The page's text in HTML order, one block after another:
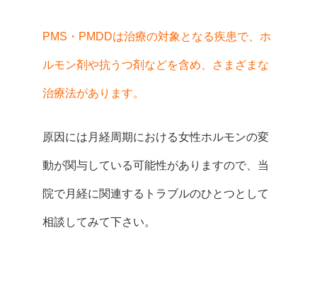
PMS・PMDDは治療の対象となる疾患で、ホ
ルモン剤や抗うつ剤などを含め、さまざまな
治療法があります。
原因には月経周期における女性ホルモンの変
動が関与している可能性がありますので、当
院で月経に関連するトラブルのひとつとして
相談してみて下さい。